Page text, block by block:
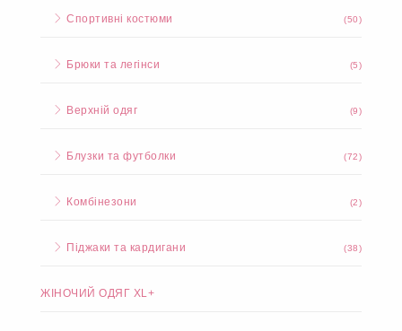
Спортивні костюми (50)
Брюки та легінси (5)
Верхній одяг (9)
Блузки та футболки (72)
Комбінезони (2)
Піджаки та кардигани (38)
ЖІНОЧИЙ ОДЯГ XL+